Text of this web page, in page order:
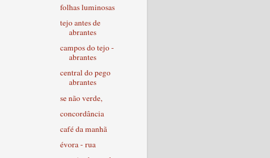
folhas luminosas
tejo antes de
abrantes
campos do tejo -
abrantes
central do pego
abrantes
se não verde,
concordância
café da manhã
évora - rua